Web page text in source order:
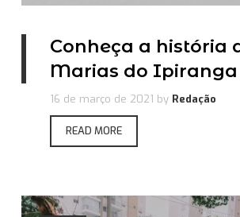
Conheça a história
Marias do Ipiranga
16 de março de 2021 by Redação
READ MORE